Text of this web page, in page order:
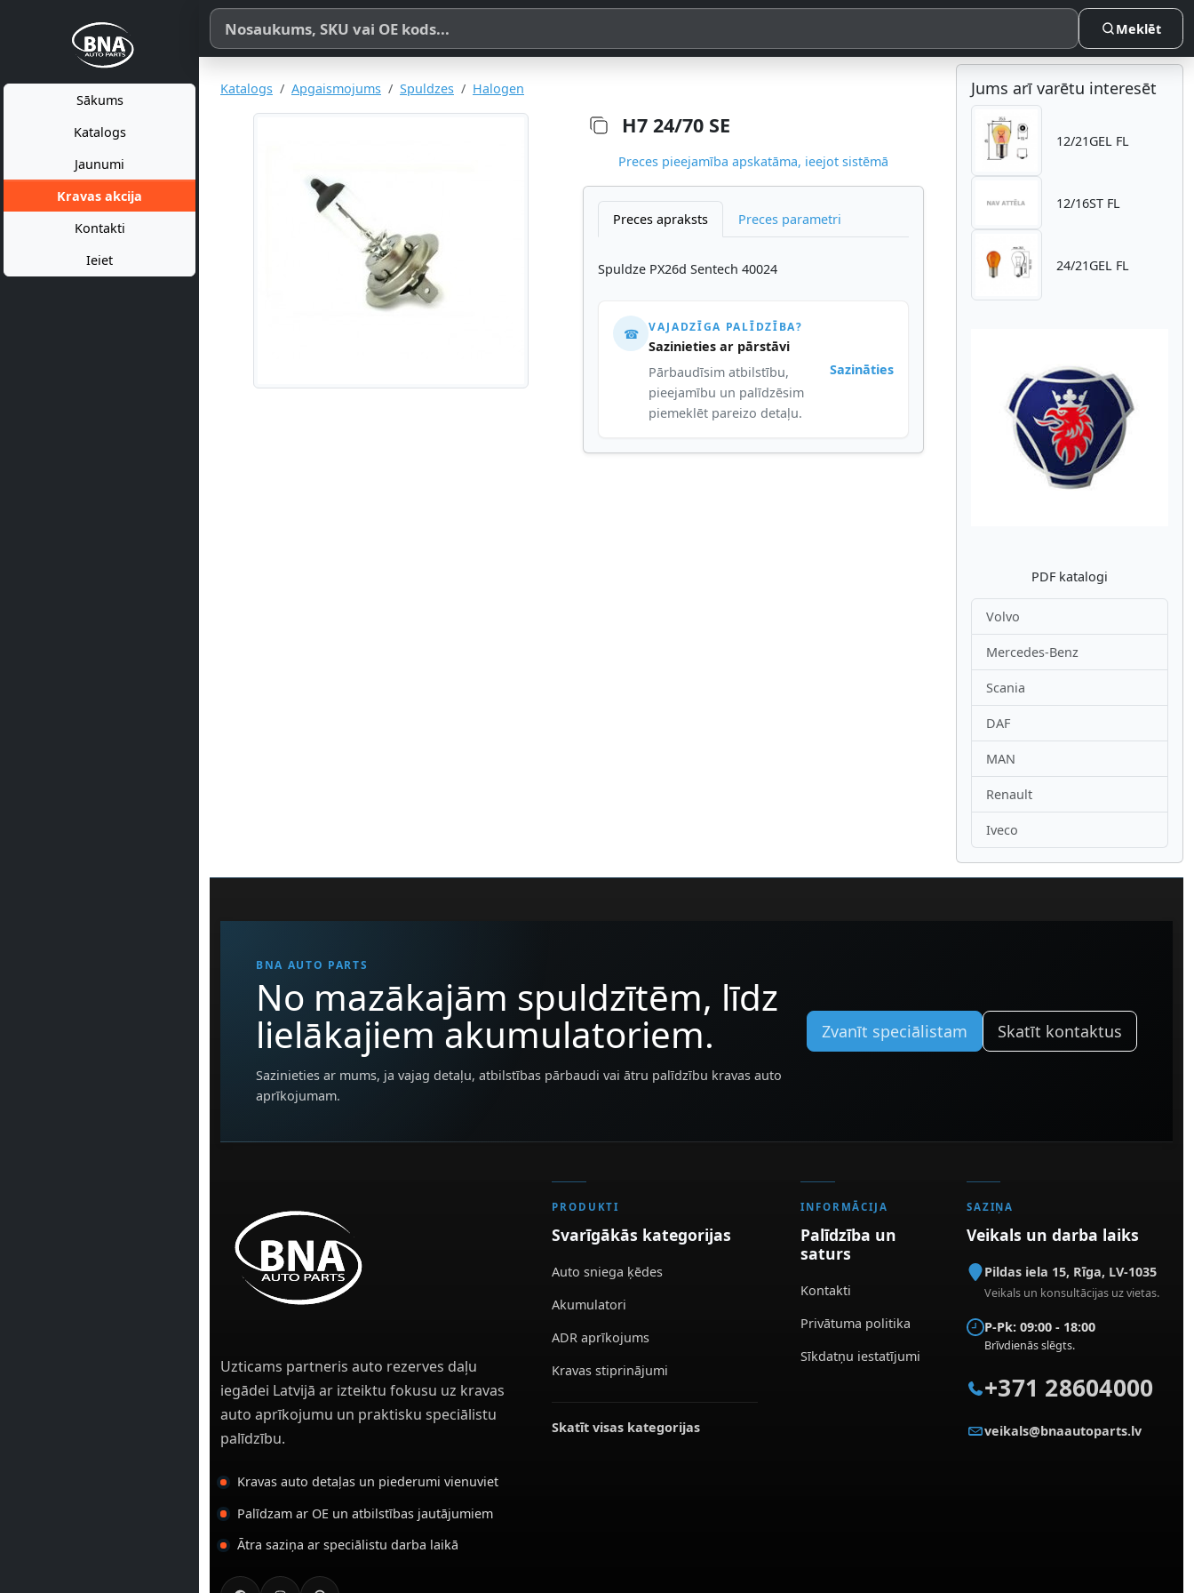
Sākums
Katalogs
Jaunumi
Kravas akcija
Kontakti
Ieiet
Meklēt pēc produkta nosaukuma, SKU vai OE koda
Meklēt
Katalogs Apgaismojums Spuldzes Halogen
H7 24/70 SE
Preces pieejamība apskatāma, ieejot sistēmā
Preces apraksts Preces parametri
Spuldze PX26d Sentech 40024
☎ VAJADZĪGA PALĪDZĪBA?
Sazinieties ar pārstāvi
Pārbaudīsim atbilstību,
pieejamību un palīdzēsim
piemeklēt pareizo detaļu.
Sazināties
Jums arī varētu interesēt
12/21GEL FL
12/16ST FL
24/21GEL FL
Atpakaļ
PDF katalogi
Volvo
Mercedes-Benz
Scania
DAF
MAN
Renault
Iveco
BNA AUTO PARTS
No mazākajām spuldzītēm, līdz
lielākajiem akumulatoriem.
Sazinieties ar mums, ja vajag detaļu, atbilstības pārbaudi vai ātru palīdzību kravas auto
aprīkojumam.
Zvanīt speciālistam Skatīt kontaktus
Uzticams partneris auto rezerves daļu
iegādei Latvijā ar izteiktu fokusu uz kravas
auto aprīkojumu un praktisku speciālistu
palīdzību.
Kravas auto detaļas un piederumi vienuviet
Palīdzam ar OE un atbilstības jautājumiem
Ātra saziņa ar speciālistu darba laikā
PRODUKTI
Svarīgākās kategorijas
Auto sniega ķēdes
Akumulatori
ADR aprīkojums
Kravas stiprinājumi
Skatīt visas kategorijas
INFORMĀCIJA
Palīdzība un
saturs
Kontakti
Privātuma politika
Sīkdatņu iestatījumi
SAZIŅA
Veikals un darba laiks
Pildas iela 15, Rīga, LV-1035
Veikals un konsultācijas uz vietas.
P-Pk: 09:00 - 18:00
Brīvdienās slēgts.
+371 28604000
veikals@bnaautoparts.lv